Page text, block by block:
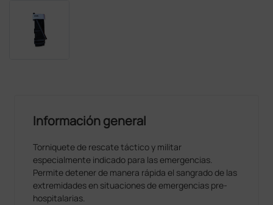
Información general
Torniquete de rescate táctico y militar
especialmente indicado para las emergencias.
Permite detener de manera rápida el sangrado de las
extremidades en situaciones de emergencias pre-
hospitalarias.